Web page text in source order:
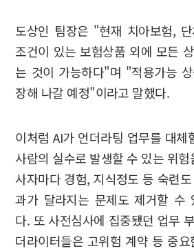
도상인 팀장은 "현재 치아보험,
조건이 있는 보험상품 외에 모든
는 것이 가능하다"며 "적용가능
장해 나갈 예정"이라고 말했다.
이처럼 AI가 언더라팅 업무를 대체
사람의 실수로 발생할 수 있는 위
사자마다 경험, 지식정도 등 숙련
과가 달라지는 문제도 제거할 수
다. 또 사전심사에 집중됐던 업무
더라이터들은 고위험 계약 등 중